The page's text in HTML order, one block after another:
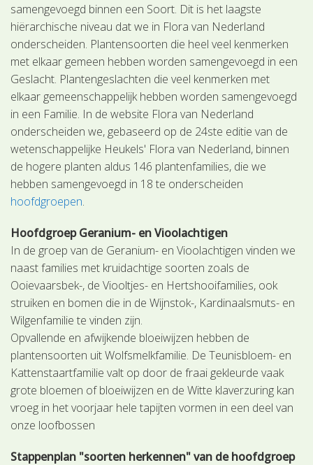
samengevoegd binnen een Soort. Dit is het laagste
hiërarchische niveau dat we in Flora van Nederland
onderscheiden. Plantensoorten die heel veel kenmerken
met elkaar gemeen hebben worden samengevoegd in een
Geslacht. Plantengeslachten die veel kenmerken met
elkaar gemeenschappelijk hebben worden samengevoegd
in een Familie. In de website Flora van Nederland
onderscheiden we, gebaseerd op de 24ste editie van de
wetenschappelijke Heukels' Flora van Nederland, binnen
de hogere planten aldus 146 plantenfamilies, die we
hebben samengevoegd in 18 te onderscheiden
hoofdgroepen.
Hoofdgroep Geranium- en Vioolachtigen
In de groep van de Geranium- en Vioolachtigen vinden we
naast families met kruidachtige soorten zoals de
Ooievaarsbek-, de Viooltjes- en Hertshooifamilies, ook
struiken en bomen die in de Wijnstok-, Kardinaalsmuts- en
Wilgenfamilie te vinden zijn.
Opvallende en afwijkende bloeiwijzen hebben de
plantensoorten uit Wolfsmelkfamilie. De Teunisbloem- en
Kattenstaartfamilie valt op door de fraai gekleurde vaak
grote bloemen of bloeiwijzen en de Witte klaverzuring kan
vroeg in het voorjaar hele tapijten vormen in een deel van
onze loofbossen
Stappenplan "soorten herkennen" van de hoofdgroep